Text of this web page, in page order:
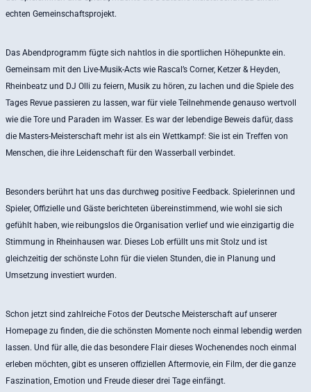
echten Gemeinschaftsprojekt.
Das Abendprogramm fügte sich nahtlos in die sportlichen Höhepunkte ein.
Gemeinsam mit den Live-Musik-Acts wie Rascal’s Corner, Ketzer & Heyden,
Rheinbeatz und DJ Olli zu feiern, Musik zu hören, zu lachen und die Spiele des
Tages Revue passieren zu lassen, war für viele Teilnehmende genauso wertvoll
wie die Tore und Paraden im Wasser. Es war der lebendige Beweis dafür, dass
die Masters-Meisterschaft mehr ist als ein Wettkampf: Sie ist ein Treffen von
Menschen, die ihre Leidenschaft für den Wasserball verbindet.
Besonders berührt hat uns das durchweg positive Feedback. Spielerinnen und
Spieler, Offizielle und Gäste berichteten übereinstimmend, wie wohl sie sich
gefühlt haben, wie reibungslos die Organisation verlief und wie einzigartig die
Stimmung in Rheinhausen war. Dieses Lob erfüllt uns mit Stolz und ist
gleichzeitig der schönste Lohn für die vielen Stunden, die in Planung und
Umsetzung investiert wurden.
Schon jetzt sind zahlreiche Fotos der Deutsche Meisterschaft auf unserer
Homepage zu finden, die die schönsten Momente noch einmal lebendig werden
lassen. Und für alle, die das besondere Flair dieses Wochenendes noch einmal
erleben möchten, gibt es unseren offiziellen Aftermovie, ein Film, der die ganze
Faszination, Emotion und Freude dieser drei Tage einfängt.